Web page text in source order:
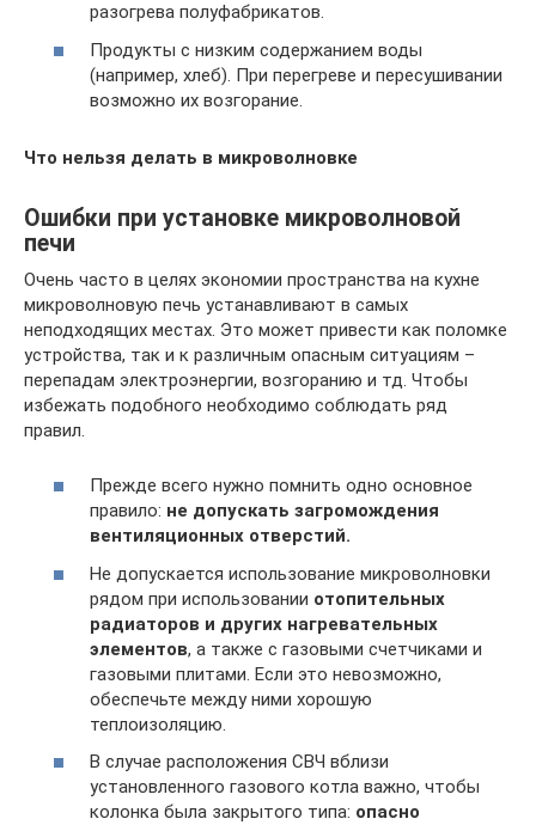
разогрева полуфабрикатов.
Продукты с низким содержанием воды
(например, хлеб). При перегреве и пересушивании
возможно их возгорание.
Что нельзя делать в микроволновке
Ошибки при установке микроволновой
печи
Очень часто в целях экономии пространства на кухне
микроволновую печь устанавливают в самых
неподходящих местах. Это может привести как поломке
устройства, так и к различным опасным ситуациям –
перепадам электроэнергии, возгоранию и тд. Чтобы
избежать подобного необходимо соблюдать ряд
правил.
Прежде всего нужно помнить одно основное
правило: не допускать загромождения
вентиляционных отверстий.
Не допускается использование микроволновки
рядом при использовании отопительных
радиаторов и других нагревательных
элементов, а также с газовыми счетчиками и
газовыми плитами. Если это невозможно,
обеспечьте между ними хорошую
теплоизоляцию.
В случае расположения СВЧ вблизи
установленного газового котла важно, чтобы
колонка была закрытого типа: опасно